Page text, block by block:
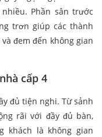
Phần sân trước
trơn giúp các thành
đem đến không gian
cấp 4
đủ tiện nghi. Từ sảnh
rãi với đầy đủ bàn,
khách là không gian